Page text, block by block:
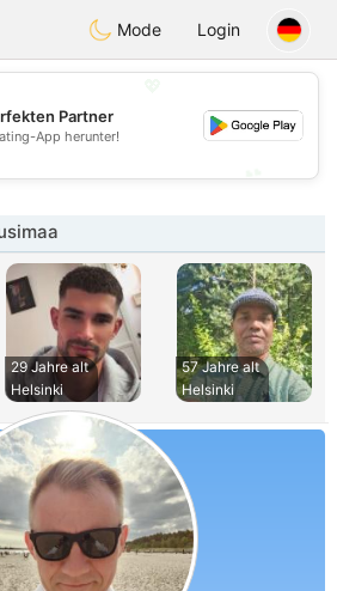
SuomenTreffit
Mode Login
💕
Partner
App herunter!
29 Jahre alt
Helsinki
57 Jahre alt
Helsinki